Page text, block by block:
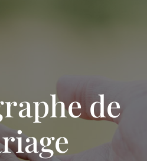
de